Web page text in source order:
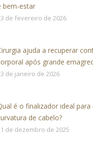
bem-estar
de fevereiro de 2026
ajuda a recuperar
após grande
de janeiro de 2026
é o finalizador ideal para
de cabelo?
de dezembro de 2025